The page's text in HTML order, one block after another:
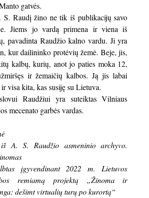
gatvės.
S. Raudį žino ne tik iš publikacijų savo
Jiems jo vardą primena ir viena iš
pavadinta Raudžio kalno vardu. Ji yra
kur dailininko protėvių žemė. Beje, jis,
kalbų, kurių, anot jo paties moka 12,
ir žemaičių kalbos. Ją jis labai
visa kita, kas susiję su Lietuva.
Raudžiui yra suteiktas Vilniaus
mecenato garbės vardas.
A. S. Raudžio asmeninio archyvo.
įgyvendinant 2022 m. Lietuvos
remiamą projektą „Žinoma ir
dešimt virtualių turų po kurortą“